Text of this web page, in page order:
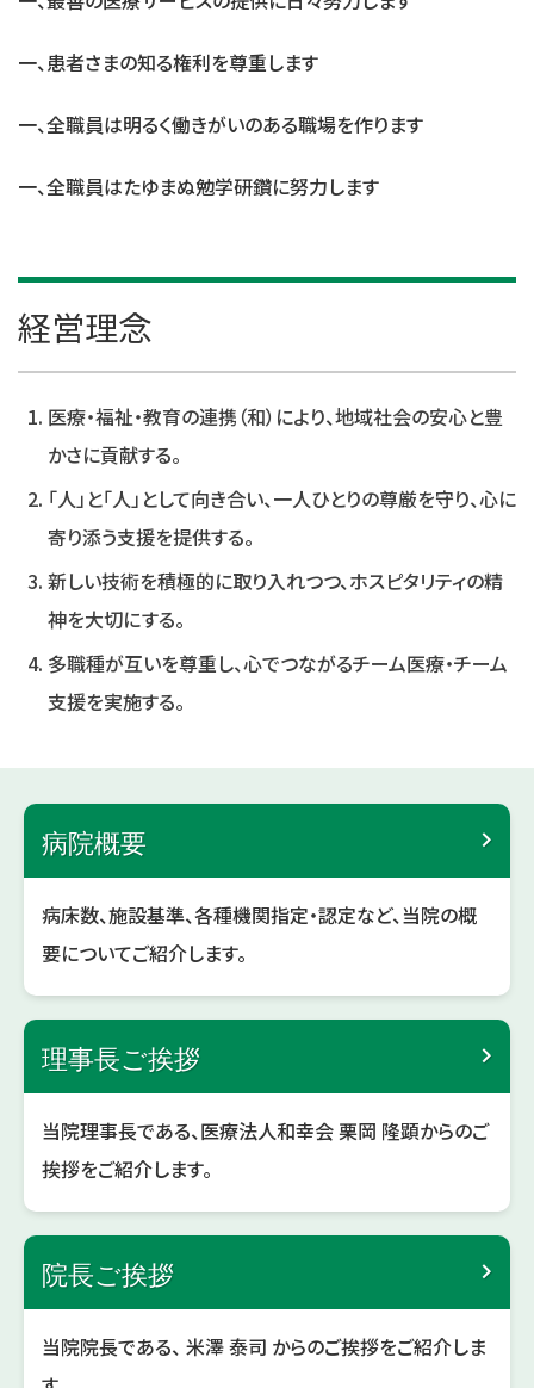
一、患者さまの知る権利を尊重します
一、全職員は明るく働きがいのある職場を作ります
一、全職員はたゆまぬ勉学研鑽に努力します
経営理念
医療・福祉・教育の連携（和）により、地域社会の安心と豊
かさに貢献する。
「人」と「人」として向き合い、一人ひとりの尊厳を守り、心に
寄り添う支援を提供する。
新しい技術を積極的に取り入れつつ、ホスピタリティの精
神を大切にする。
多職種が互いを尊重し、心でつながるチーム医療・チーム
支援を実施する。
病院概要
病床数、施設基準、各種機関指定・認定など、当院の概
要についてご紹介します。
理事長ご挨拶
当院理事長である、医療法人和幸会 栗岡 隆顕からのご
挨拶をご紹介します。
院長ご挨拶
当院院長である、 米澤 泰司 からのご挨拶をご紹介しま